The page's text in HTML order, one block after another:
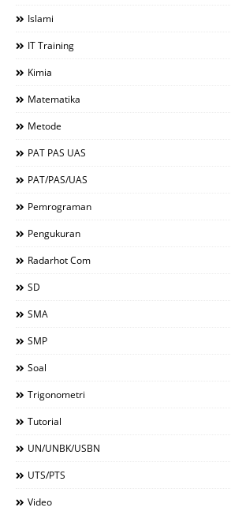
Islami
IT Training
Kimia
Matematika
Metode
PAT PAS UAS
PAT/PAS/UAS
Pemrograman
Pengukuran
Radarhot Com
SD
SMA
SMP
Soal
Trigonometri
Tutorial
UN/UNBK/USBN
UTS/PTS
Video